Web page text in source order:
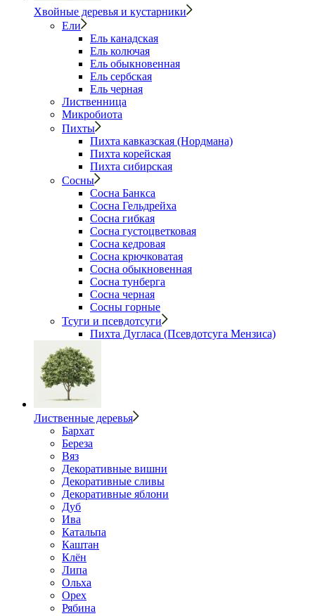
Хвойные деревья и кустарники
Ели
Ель канадская
Ель колючая
Ель обыкновенная
Ель сербская
Ель черная
Лиственница
Микробиота
Пихты
Пихта кавказская (Нордмана)
Пихта корейская
Пихта сибирская
Сосны
Сосна Банкса
Сосна Гельдрейха
Сосна гибкая
Сосна густоцветковая
Сосна кедровая
Сосна крючковатая
Сосна обыкновенная
Сосна тунберга
Сосна черная
Сосны горные
Тсуги и псевдотсуги
Пихта Дугласа (Псевдотсуга Мензиса)
Лиственные деревья
Бархат
Береза
Вяз
Декоративные вишни
Декоративные сливы
Декоративные яблони
Дуб
Ива
Катальпа
Каштан
Клён
Липа
Ольха
Орех
Рябина